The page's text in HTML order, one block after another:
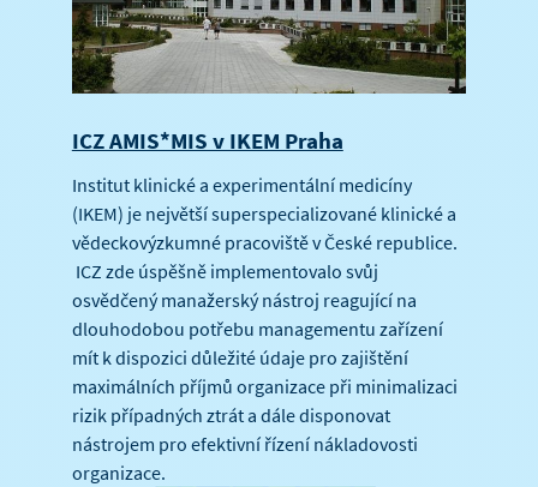
ICZ AMIS*MIS v IKEM Praha
Institut klinické a experimentální medicíny
(IKEM) je největší superspecializované klinické a
vědeckovýzkumné pracoviště v České republice.
ICZ zde úspěšně implementovalo svůj
osvědčený manažerský nástroj reagující na
dlouhodobou potřebu managementu zařízení
mít k dispozici důležité údaje pro zajištění
maximálních příjmů organizace při minimalizaci
rizik případných ztrát a dále disponovat
nástrojem pro efektivní řízení nákladovosti
organizace.